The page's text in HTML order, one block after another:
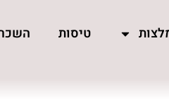
טיסות